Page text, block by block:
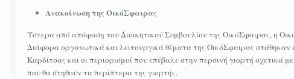
Ανακοίνωση της ΟικόΣφαιρας
Ύστερα από απόφαση του Διοικητικού Συμβουλίου της ΟικόΣφαιρας, η
Διάφορα οργανωτικά και λειτουργικά θέματα της ΟικόΣφαιρας
Καρδίτσας και οι περιορισμοί που επέβαλε στην περσινή γιορτή
που θα στηθούν τα περίπτερα της γιορτής.